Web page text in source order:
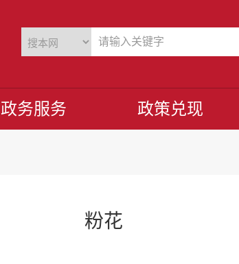
政务服务 政策兑现
粉花